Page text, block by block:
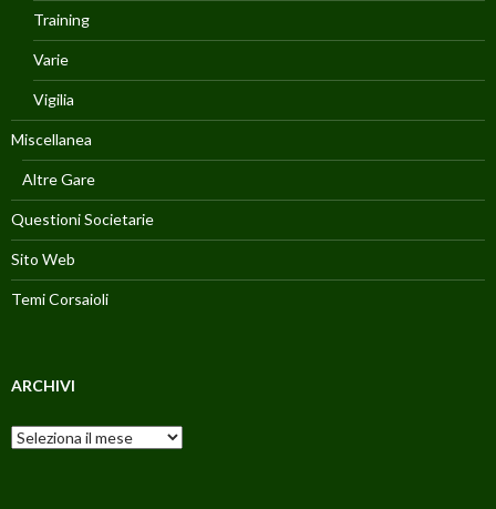
Training
Varie
Vigilia
Miscellanea
Altre Gare
Questioni Societarie
Sito Web
Temi Corsaioli
ARCHIVI
Archivi